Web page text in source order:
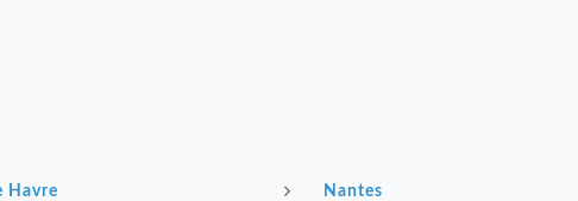
Havre Nantes